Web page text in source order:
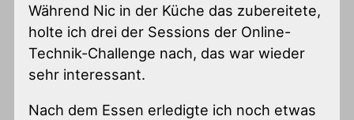
Während Nic in der Küche das zubereitete,
holte ich drei der Sessions der Online-
Technik-Challenge nach, das war wieder
sehr interessant.
Nach dem Essen erledigte ich noch etwas